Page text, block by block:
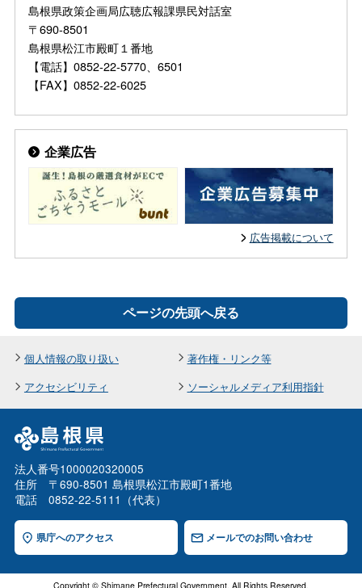
島根県政策企画局広聴広報課県民対話室
〒690-8501
島根県松江市殿町１番地
【電話】0852-22-5770、6501
【FAX】0852-22-6025
企業広告
広告掲載について
ページの先頭へ戻る
個人情報の取り扱い
著作権・リンク等
アクセシビリティ
ソーシャルメディア利用指針
法人番号1000020320005
住所 〒690-8501 島根県松江市殿町1番地
電話 0852-22-5111（代表）
県庁へのアクセス メールでのお問い合わせ
Copyright © Shimane Prefectural Government. All Rights Reserved.